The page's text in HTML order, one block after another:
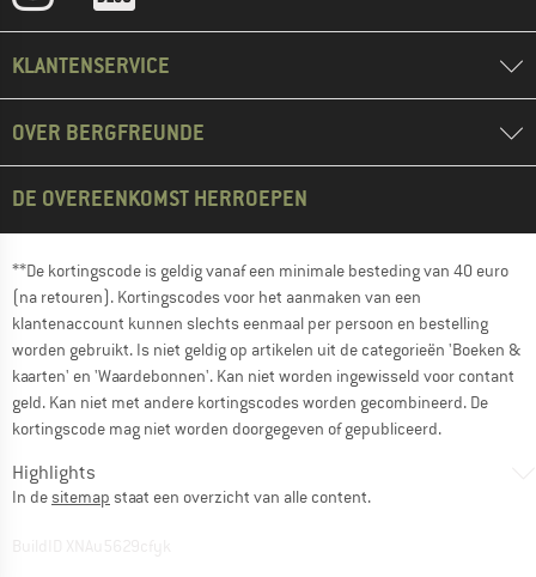
KLANTENSERVICE
OVER BERGFREUNDE
DE OVEREENKOMST HERROEPEN
**De kortingscode is geldig vanaf een minimale besteding van 40 euro
(na retouren). Kortingscodes voor het aanmaken van een
klantenaccount kunnen slechts eenmaal per persoon en bestelling
worden gebruikt. Is niet geldig op artikelen uit de categorieën 'Boeken &
kaarten' en 'Waardebonnen'. Kan niet worden ingewisseld voor contant
geld. Kan niet met andere kortingscodes worden gecombineerd. De
kortingscode mag niet worden doorgegeven of gepubliceerd.
Highlights
In desitemap staat een overzicht van alle content.